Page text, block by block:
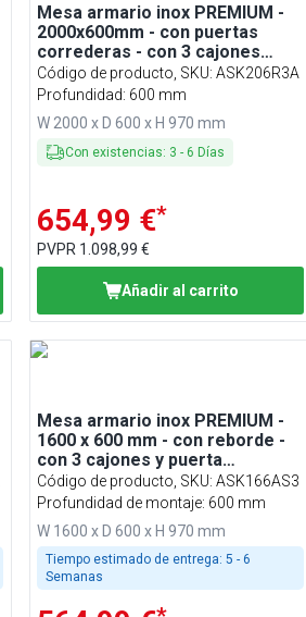
Mesa armario inox PREMIUM -
2000x600mm - con puertas
correderas - con 3 cajones
derecha & con peto
Código de producto, SKU:ASK206R3A
Profundidad: 600 mm
W 2000 x D 600 x H 970 mm
Con existencias: 3 - 6 Días
654,99 €*
PVPR 1.098,99 €
Añadir al carrito
Mesa armario inox PREMIUM -
1600 x 600 mm - con reborde -
con 3 cajones y puerta
corredera
Código de producto, SKU:ASK166AS3
Profundidad de montaje: 600 mm
W 1600 x D 600 x H 970 mm
Tiempo estimado de entrega: 5 - 6
Semanas